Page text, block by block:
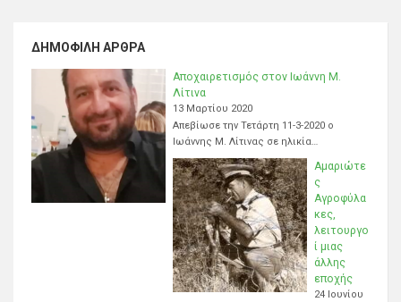
ΔΗΜΟΦΙΛΉ ΆΡΘΡΑ
Αποχαιρετισμός στον Ιωάννη Μ.
Λίτινα
13 Μαρτίου 2020
Απεβίωσε την Τετάρτη 11-3-2020 ο
Ιωάννης Μ. Λίτινας σε ηλικία…
Αμαριώτε
ς
Αγροφύλα
κες,
λειτουργο
ί μιας
άλλης
εποχής
24 Ιουνίου